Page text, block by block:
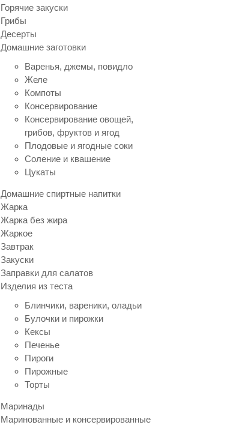
Горячие закуски
Грибы
Десерты
Домашние заготовки
Варенья, джемы, повидло
Желе
Компоты
Консервирование
Консервирование овощей,
грибов, фруктов и ягод
Плодовые и ягодные соки
Соление и квашение
Цукаты
Домашние спиртные напитки
Жарка
Жарка без жира
Жаркое
Завтрак
Закуски
Заправки для салатов
Изделия из теста
Блинчики, вареники, оладьи
Булочки и пирожки
Кексы
Печенье
Пироги
Пирожные
Торты
Маринады
Маринованные и консервированные